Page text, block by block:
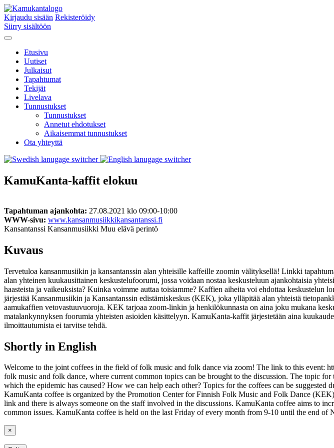
Kirjaudu sisään Rekisteröidy
Siirry sisältöön
Etusivu
Uutiset
Julkaisut
Tapahtumat
Tekijät
Livelava
Tunnustukset
Tunnustukset
Annetut ehdotukset
Aikaisemmat tunnustukset
Ota yhteyttä
KamuKanta-kaffit elokuu
Tapahtuman ajankohta: 27.08.2021 klo 09:00-10:00
WWW-sivu: www.kansanmusiikkikansantanssi.fi
Kansantanssi Kansanmusiikki Muu elävä perintö
Kuvaus
Tervetuloa kansanmusiikin ja kansantanssin alan yhteisille kaffeille zoomin välityksellä! Linkki
alan yhteinen kuukausittainen keskustelufoorumi, jossa voidaan nostaa keskusteluun ajankohtaisia
haasteista ja vaikeuksista? Kuinka voimme auttaa toisiamme? Kaffien aiheita voi ehdottaa
järjestää Kansanmusiikin ja Kansantanssin edistämiskeskus (KEK), joka ylläpitää alan yhteistä
aamukaffien vetovastuuvuoroja. KEK tarjoaa zoom-linkin ja henkilökunnasta on aina joku mukana
matalankynnyksen foorumia yhteisten asioiden käsittelyyn. KamuKanta-kaffit järjestetään aina
ilmoittautumista ei tarvitse tehdä.
Shortly in English
Welcome to the joint coffees in the field of folk music and folk dance via zoom! The link to this
folk music and folk dance, where current common topics can be brought to the discussion. The topic
which the epidemic has caused? How we can help each other? Topics for the coffees can be
KamuKanta coffee is organized by the Promotion Center for Finnish Folk Music and Folk Dance
link and there is always someone on the staff involved in the discussions. KamuKanta coffee aims to
common issues. KamuKanta coffee is held on the last Friday of every month from 9-10 until the end of
×